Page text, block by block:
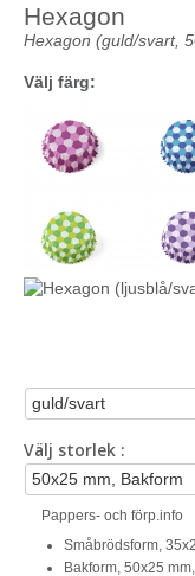
Hexagon
Hexagon (guld/svart,
Välj färg:
Välj storlek
Pappers- och förp.info
Småbrödsform,
Bakform, 50x25